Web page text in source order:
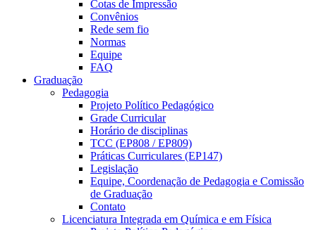
Cotas de Impressão
Convênios
Rede sem fio
Normas
Equipe
FAQ
Graduação
Pedagogia
Projeto Político Pedagógico
Grade Curricular
Horário de disciplinas
TCC (EP808 / EP809)
Práticas Curriculares (EP147)
Legislação
Equipe, Coordenação de Pedagogia e Comissão
de Graduação
Contato
Licenciatura Integrada em Química e em Física